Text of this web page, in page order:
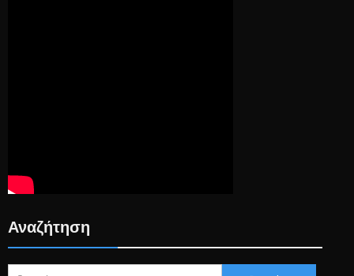
Αναζήτηση